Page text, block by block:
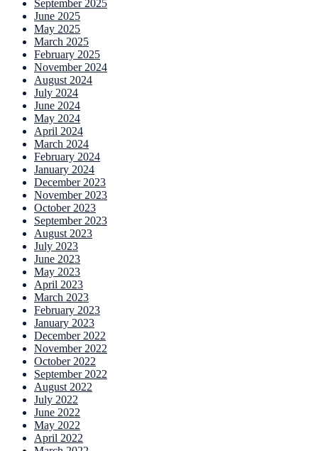
September 2025
June 2025
May 2025
March 2025
February 2025
November 2024
August 2024
July 2024
June 2024
May 2024
April 2024
March 2024
February 2024
January 2024
December 2023
November 2023
October 2023
September 2023
August 2023
July 2023
June 2023
May 2023
April 2023
March 2023
February 2023
January 2023
December 2022
November 2022
October 2022
September 2022
August 2022
July 2022
June 2022
May 2022
April 2022